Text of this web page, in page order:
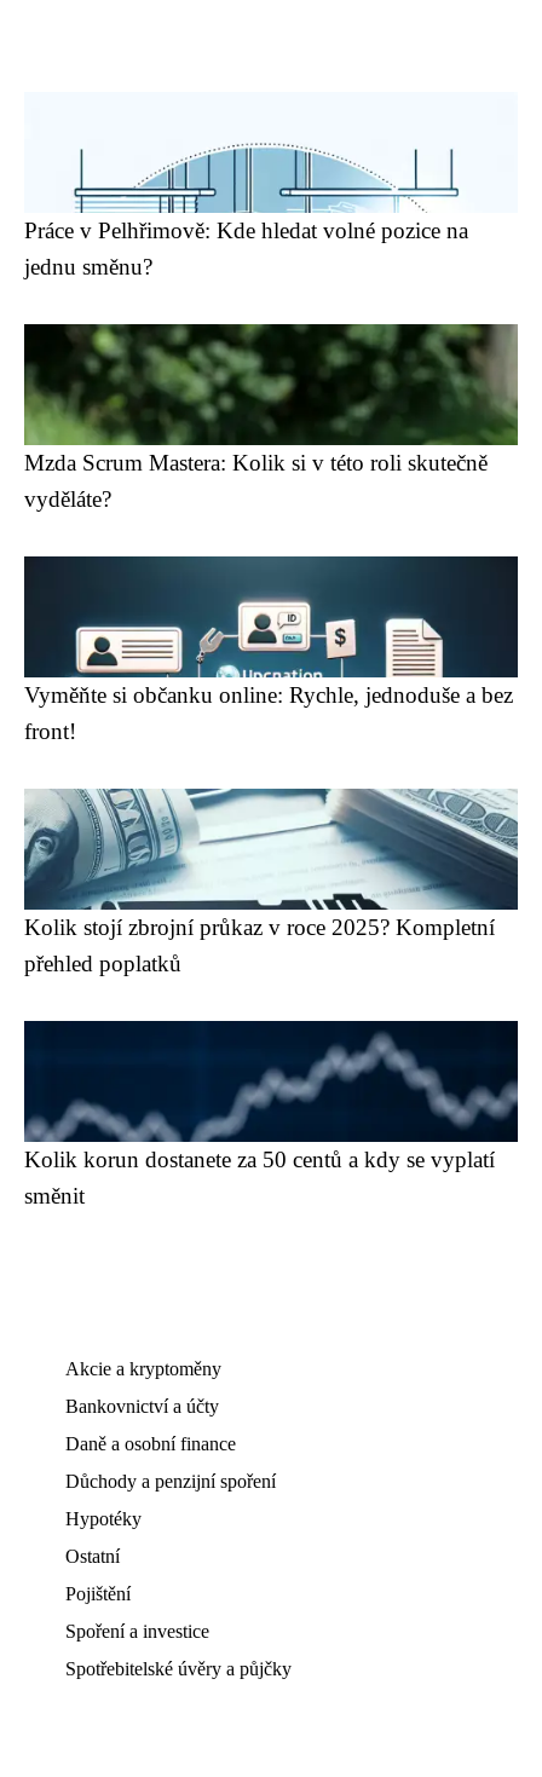
Práce v Pelhřimově: Kde hledat volné pozice na
jednu směnu?
Mzda Scrum Mastera: Kolik si v této roli skutečně
vyděláte?
Vyměňte si občanku online: Rychle, jednoduše a bez
front!
Kolik stojí zbrojní průkaz v roce 2025? Kompletní
přehled poplatků
Kolik korun dostanete za 50 centů a kdy se vyplatí
směnit
Akcie a kryptoměny
Bankovnictví a účty
Daně a osobní finance
Důchody a penzijní spoření
Hypotéky
Ostatní
Pojištění
Spoření a investice
Spotřebitelské úvěry a půjčky